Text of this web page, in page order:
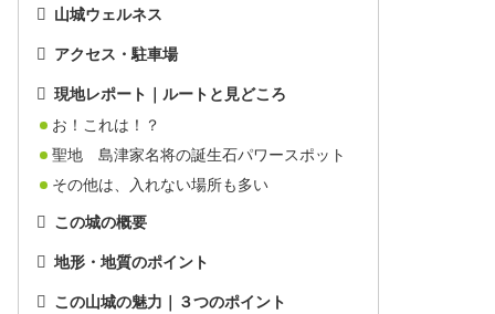
山城ウェルネス
アクセス・駐車場
現地レポート｜ルートと見どころ
お！これは！？
聖地 島津家名将の誕生石パワースポット
その他は、入れない場所も多い
この城の概要
地形・地質のポイント
この山城の魅力｜３つのポイント